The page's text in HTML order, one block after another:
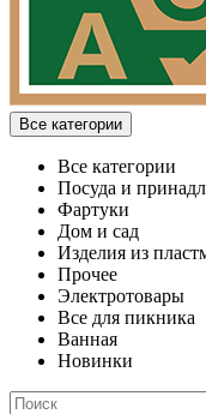
Все категории
Все категории
Посуда и
Фартуки
Дом и сад
Изделия из
Прочее
Электротовары
Все для пикника
Ванная
Новинки